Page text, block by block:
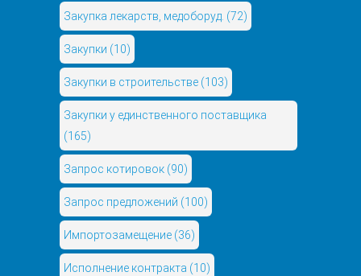
Закупка лекарств, медоборуд. (72)
Закупки (10)
Закупки в строительстве (103)
Закупки у единственного поставщика
(165)
Запрос котировок (90)
Запрос предложений (100)
Импортозамещение (36)
Исполнение контракта (10)